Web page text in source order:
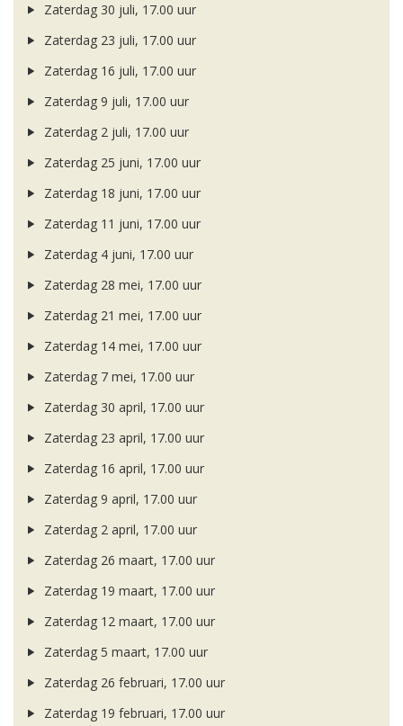
Zaterdag 30 juli, 17.00 uur
Zaterdag 23 juli, 17.00 uur
Zaterdag 16 juli, 17.00 uur
Zaterdag 9 juli, 17.00 uur
Zaterdag 2 juli, 17.00 uur
Zaterdag 25 juni, 17.00 uur
Zaterdag 18 juni, 17.00 uur
Zaterdag 11 juni, 17.00 uur
Zaterdag 4 juni, 17.00 uur
Zaterdag 28 mei, 17.00 uur
Zaterdag 21 mei, 17.00 uur
Zaterdag 14 mei, 17.00 uur
Zaterdag 7 mei, 17.00 uur
Zaterdag 30 april, 17.00 uur
Zaterdag 23 april, 17.00 uur
Zaterdag 16 april, 17.00 uur
Zaterdag 9 april, 17.00 uur
Zaterdag 2 april, 17.00 uur
Zaterdag 26 maart, 17.00 uur
Zaterdag 19 maart, 17.00 uur
Zaterdag 12 maart, 17.00 uur
Zaterdag 5 maart, 17.00 uur
Zaterdag 26 februari, 17.00 uur
Zaterdag 19 februari, 17.00 uur